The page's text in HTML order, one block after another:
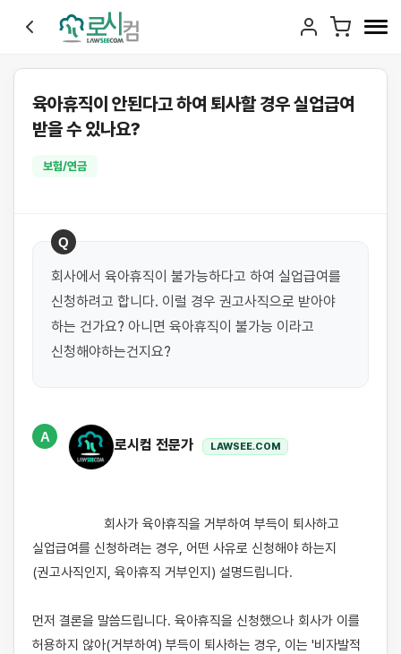
육아휴직이 안된다고 하여 퇴사할 경우 실업급여
받을 수 있나요?
보험/연금
Q
회사에서 육아휴직이 불가능하다고 하여 실업급여를
신청하려고 합니다. 이럴 경우 권고사직으로 받아야
하는 건가요? 아니면 육아휴직이 불가능 이라고
신청해야하는건지요?
A
로시컴 전문가 LAWSEE.COM
실업급여를 신청하려는 경우, 어떤 사유로 신청해야 하는지
(권고사직인지, 육아휴직 거부인지) 설명드립니다.
먼저 결론을 말씀드립니다. 육아휴직을 신청했으나 회사가 이를
허용하지 않아(거부하여) 부득이 퇴사하는 경우, 이는 '비자발적